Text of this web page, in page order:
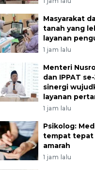
Masyarakat
tanah yang
layanan
1 jam lalu
Menteri
dan IPPAT
sinergi
layanan
1 jam lalu
Psikolog:
tempat tepat
amarah
1 jam lalu